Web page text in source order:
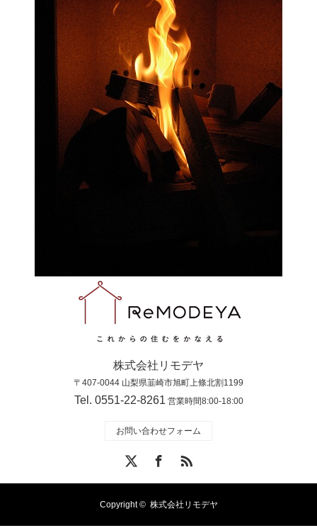
株式会社リモデヤ
〒407-0044 山梨県韮崎市旭町上條北割1199
Tel. 0551-22-8261 営業時間8:00-18:00
お問い合わせフォーム
RSS
Copyright © 株式会社リモデヤ